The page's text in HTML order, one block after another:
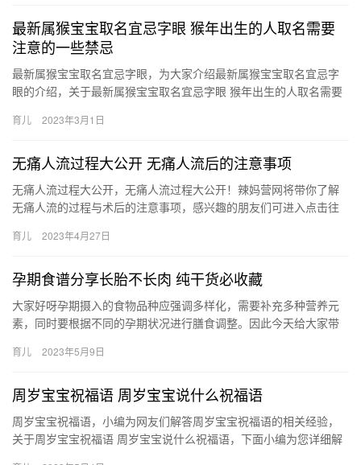
最新属猴宝宝取名宜忌字眼 猴年出生的人取名需要
注意的一些禁忌
最新属猴宝宝取名宜忌字眼，为大家介绍最新属猴宝宝取名宜忌字
眼的介绍，关于最新属猴宝宝取名宜忌字眼 猴年出生的人取名需要
育儿 2023年3月1日
无痛人流过程大公开 无痛人流后的注意事项
无痛人流过程大公开，无痛人流过程大公开！辣妈营网将带你了解
无痛人流的过程与术后的注意事项，感兴趣的朋友们可进入点击往
事…
育儿 2023年4月27日
孕期食谱分享长胎不长肉 纯干货必收藏
大家好呀孕期摄入的食物品种应强调多样化，需要补充多种营养元
素，同时要根据不同的孕期状况进行膳食调整。因此今天给大家带
种应…
育儿 2023年5月9日
周岁宝宝祝福语 周岁宝宝说什么祝福语
周岁宝宝祝福语，小编为网友们解答周岁宝宝祝福语的相关经验，
关于周岁宝宝祝福语 周岁宝宝说什么祝福语，下面小编为您详细解